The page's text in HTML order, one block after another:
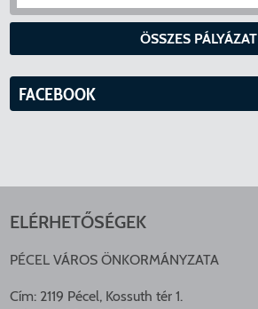
ÖSSZES PÁLYÁZAT
FACEBOOK
ELÉRHETŐSÉGEK
PÉCEL VÁROS ÖNKORMÁNYZATA
Cím: 2119 Pécel, Kossuth tér 1.